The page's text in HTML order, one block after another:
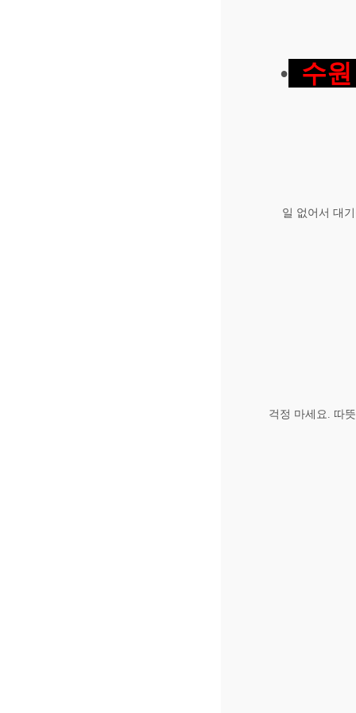
• 수
일 없어서 대
걱정 마세요. 따